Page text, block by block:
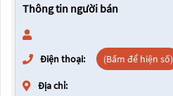
Thông tin người bán
Điện thoại: (Bấm để hiện số)
Địa chỉ: